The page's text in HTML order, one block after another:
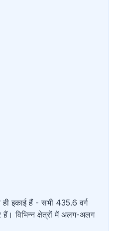
इकाई हैं - सभी 435.6 वर्ग
विभिन्न क्षेत्रों में अलग-अलग